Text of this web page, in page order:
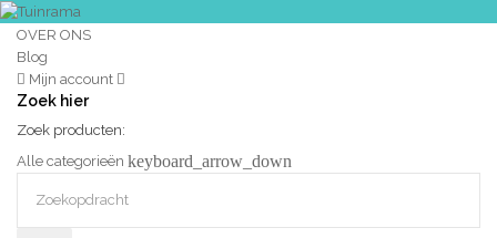
OVER ONS
Blog
Mijn account
Zoek hier
Zoek producten:
Alle categorieën keyboard_arrow_down